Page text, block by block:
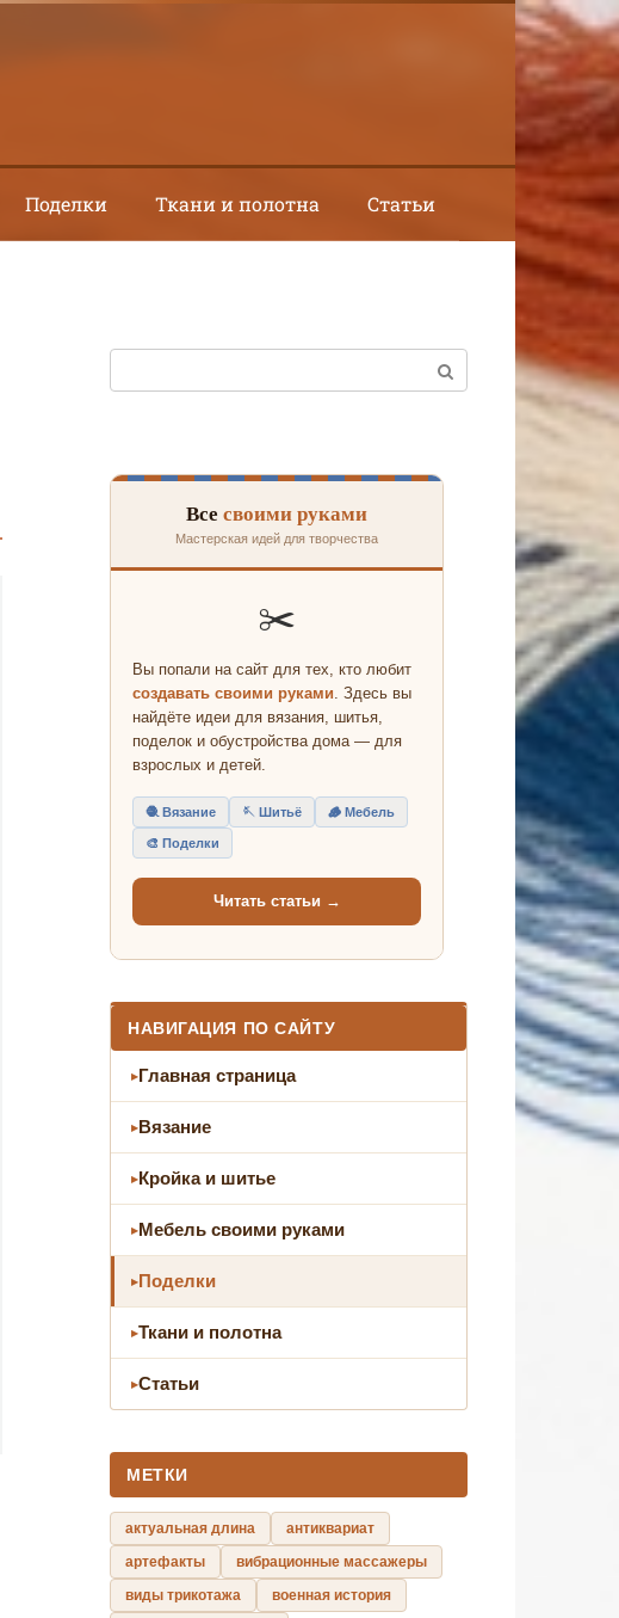
Поделки Ткани и полотна Статьи
Все своими руками
Мастерская идей для творчества
✂️
Вы попали на сайт для тех, кто любит
создавать своими руками. Здесь вы
найдёте идеи для вязания, шитья,
поделок и обустройства дома — для
взрослых и детей.
🧶 Вязание 🪡 Шитьё 🪵 Мебель
🎨 Поделки
Читать статьи →
НАВИГАЦИЯ ПО САЙТУ
Главная страница
Вязание
Кройка и шитье
Мебель своими руками
Поделки
Ткани и полотна
Статьи
МЕТКИ
актуальная длина
антиквариат
артефакты
вибрационные массажеры
виды трикотажа
военная история